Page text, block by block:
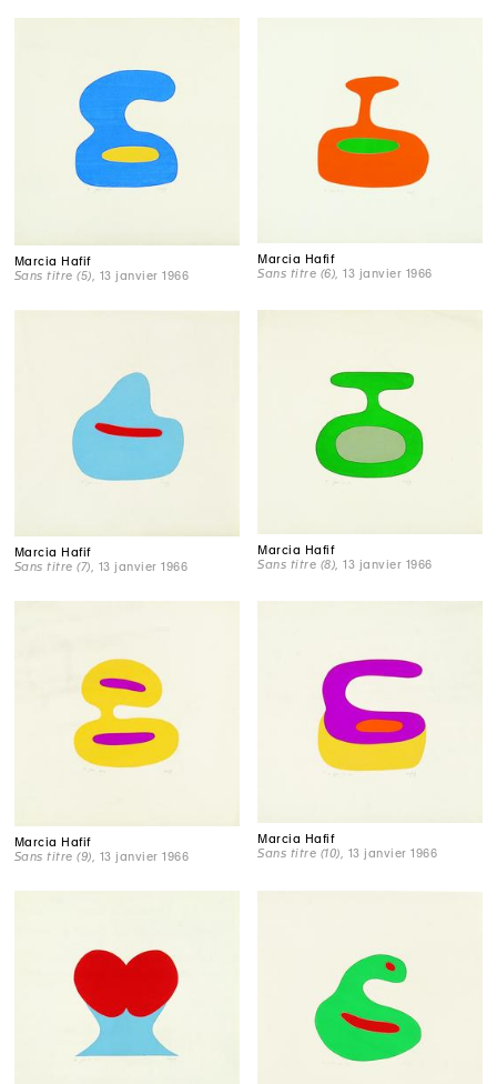
Marcia Hafif
Sans titre (5) , 13 janvier 1966
Marcia Hafif
Sans titre (6) , 13 janvier 1966
Marcia Hafif
Sans titre (7) , 13 janvier 1966
Marcia Hafif
Sans titre (8) , 13 janvier 1966
Marcia Hafif
Sans titre (9) , 13 janvier 1966
Marcia Hafif
Sans titre (10) , 13 janvier 1966